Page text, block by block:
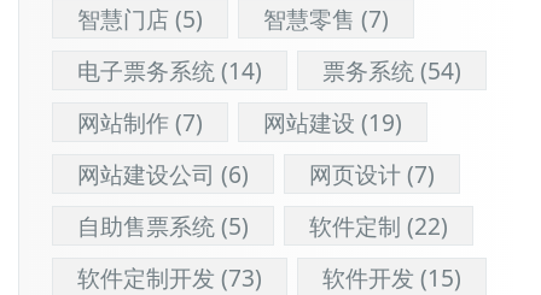
智慧门店(5) 智慧零售 (7)
电子票务系统(14) 票务系统(54)
网站制作(7) 网站建设 (19)
网站建设公司 (6) 网页设计(7)
自助售票系统(5) 软件定制 (22)
软件定制开发 (73) 软件开发 (15)